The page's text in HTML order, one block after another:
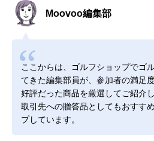
Moovoo編集部
ここからは、ゴルフショップでゴ
てきた編集部員が、参加者の満足
好評だった商品を厳選してご紹介
取引先への贈答品としてもおすす
プしています。